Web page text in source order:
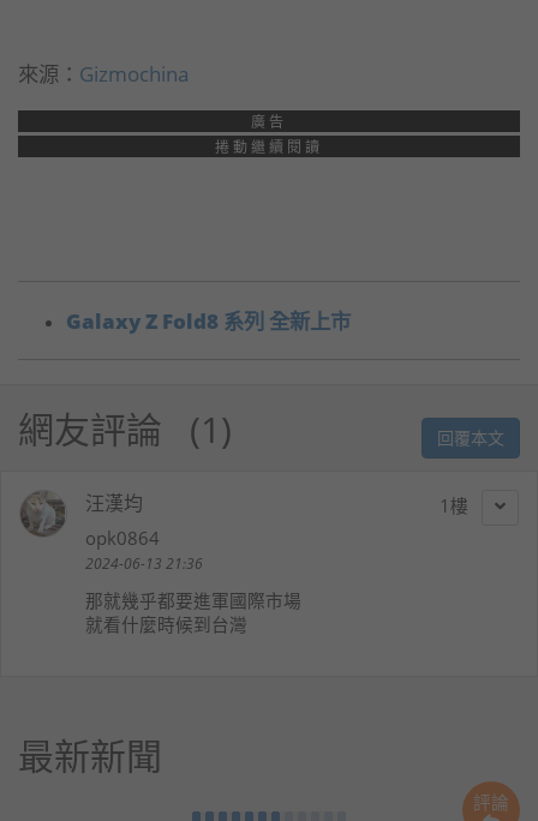
評論
來源： Gizmochina
廣告
捲動繼續閱讀
Galaxy Z Fold8 系列 全新上市
網友評論 1 回覆本文
1
汪漢均
opk0864
2024-06-13 21:36
那就幾乎都要進軍國際市場
就看什麼時候到台灣
最新新聞